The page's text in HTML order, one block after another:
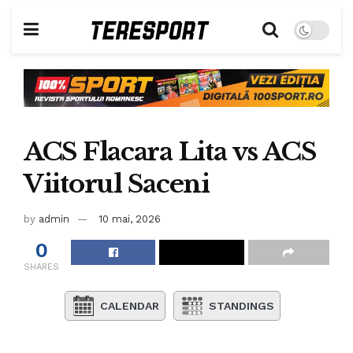
ACS Flacara Lita vs ACS
Viitorul Saceni
by admin 10 mai, 2026
0
SHARES
CALENDAR STANDINGS